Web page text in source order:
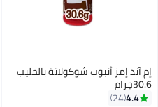
إم آند إمز أنبوب شوكولاتة بالحليب
30.6جرام
4.4
24